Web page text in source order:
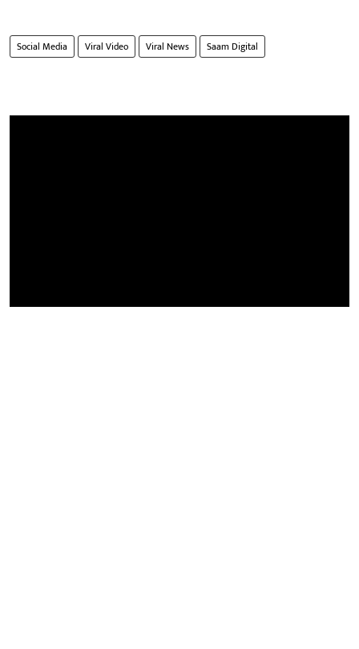
Social Media Viral Video Viral News Saam Digital